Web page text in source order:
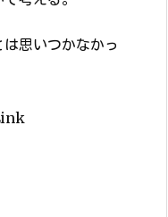
思いつかなかっ